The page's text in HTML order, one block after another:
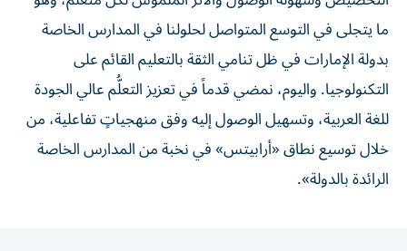
ما يتجلى في التوسع المتواصل لحلولنا في المدارس الخاصة
بدولة الإمارات في ظل تنامي الثقة بالتعليم القائم على
التكنولوجيا. واليوم، نمضي قدماً في تعزيز التعلُّم عالي الجودة
للغة العربية، وتسهيل الوصول إليه وفق منهجياتٍ تفاعلية، من
خلال توسيع نطاق «أرابيتس» في نخبة من المدارس الخاصة
الرائدة بالدولة».